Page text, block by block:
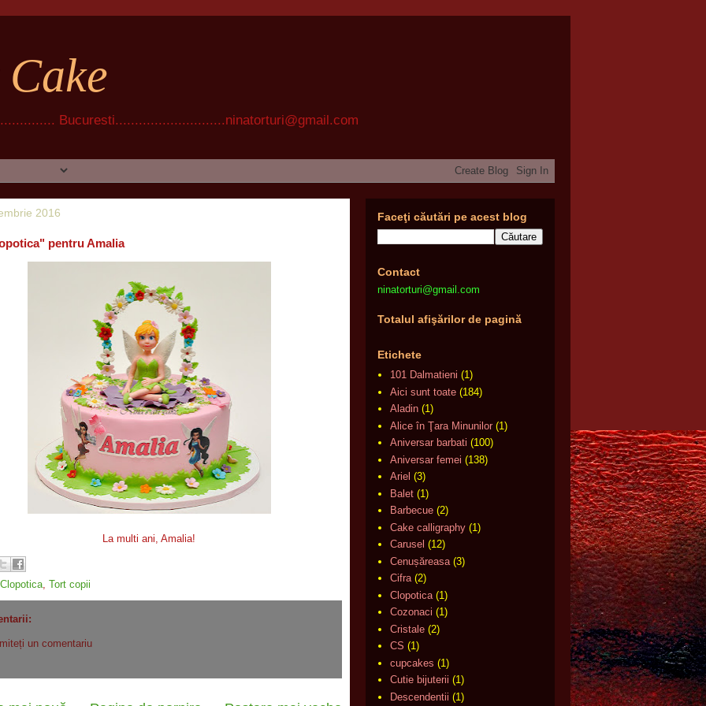
Bucuresti............................ninatorturi@gmail.com
2016
pentru Amalia
La multi ani, Amalia!
Clopotica, Tort copii
un comentariu
Faceţi căutări pe acest blog
Contact
ninatorturi@gmail.com
Totalul afişărilor de pagină
Etichete
101 Dalmatieni (1)
Aici sunt toate (184)
Aladin (1)
Alice în Ţara Minunilor (1)
Aniversar barbati (100)
Aniversar femei (138)
Ariel (3)
Balet (1)
Barbecue (2)
Cake calligraphy (1)
Carusel (12)
Cenușăreasa (3)
Cifra (2)
Clopotica (1)
Cozonaci (1)
Cristale (2)
CS (1)
cupcakes (1)
Cutie bijuterii (1)
Descendentii (1)